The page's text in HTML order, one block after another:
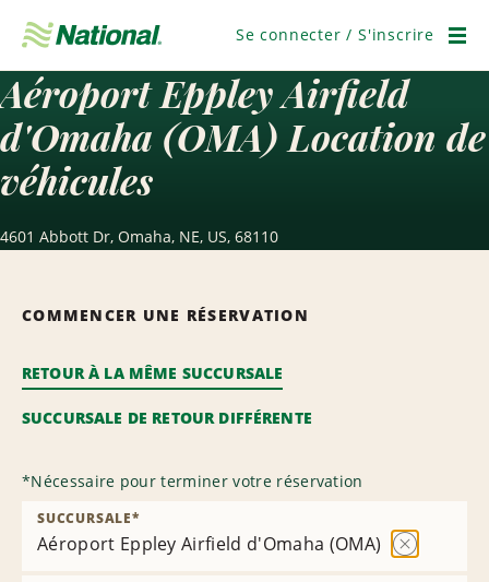
navigation
Se connecter / S'inscrire
Aéroport Eppley Airfield
d'Omaha (OMA) Location de
véhicules
4601 Abbott Dr, Omaha, NE, US, 68110
COMMENCER UNE RÉSERVATION
RETOUR À LA MÊME SUCCURSALE
SUCCURSALE DE RETOUR DIFFÉRENTE
*Nécessaire pour terminer votre réservation
Aéroport Eppley Airfield d'Omaha (OMA)
SUCCURSALE*